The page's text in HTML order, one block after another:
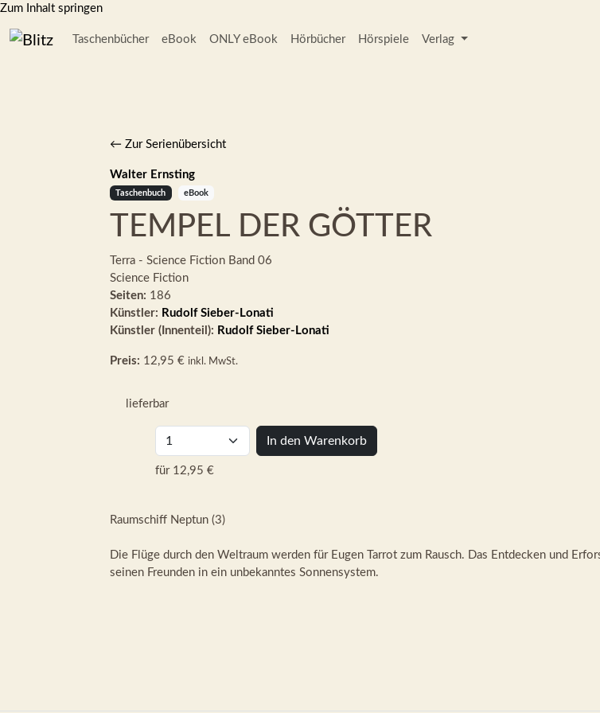
Zum Inhalt springen
Taschenbücher eBook ONLY eBook Hörbücher Hörspiele Verlag
← Zur Serienübersicht
Walter Ernsting
Taschenbuch eBook
TEMPEL DER GÖTTER
Terra - Science Fiction Band 06
Science Fiction
Seiten: 186
Künstler: Rudolf Sieber-Lonati
Künstler (Innenteil): Rudolf Sieber-Lonati
Preis: 12,95 € inkl. MwSt.
lieferbar
In den Warenkorb
für 12,95 €
Raumschiff Neptun (3)
Die Flüge durch den Weltraum werden für Eugen Tarrot zum Rausch. Das Entdecken und
seinen Freunden in ein unbekanntes Sonnensystem.